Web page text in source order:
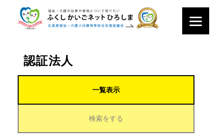
認証法人
一覧表示
検索をする